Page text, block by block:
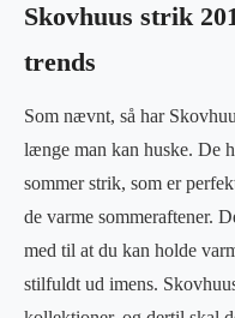
Skovhuus strik
trends
Som nævnt, så har
længe man kan huske. De
sommer strik, som er
de varme sommeraftener.
med til at du kan holde
stilfuldt ud imens.